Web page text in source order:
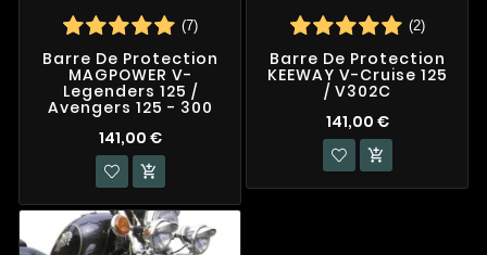
(7)
Barre De Protection
MAGPOWER V-
Legenders 125 /
Avengers 125 - 300
141,00 €

(2)
Barre De Protection
KEEWAY V-Cruise 125
/ V302C
141,00 €
